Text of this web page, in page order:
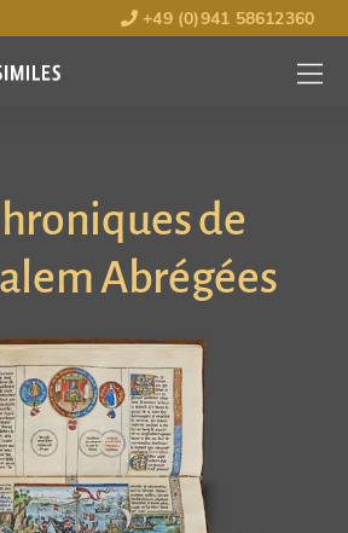
+49 (0)941 58612360
MENÜ
de
Abrégées